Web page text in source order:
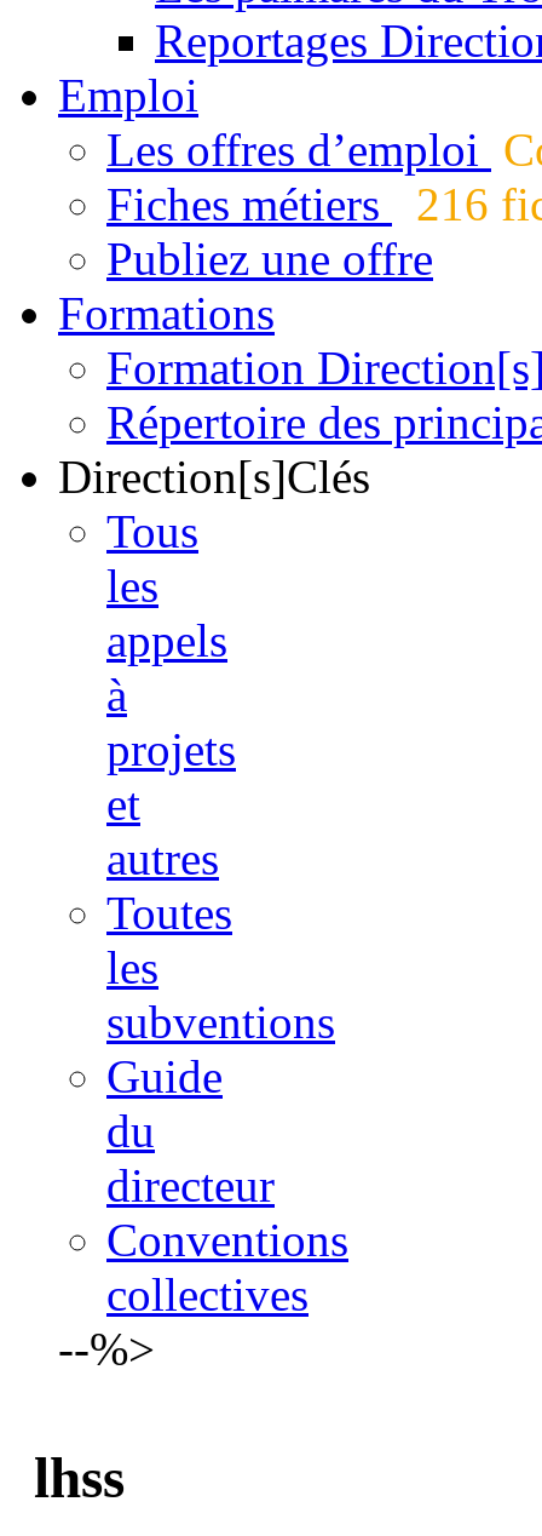
Reportages
Emploi
Les offres d’emploi
Fiches métiers
216
Publiez une offre
Formations
Formation
Répertoire des
Direction[s]Clés
Tous
les
appels
à
projets
et
autres
Toutes
les
subventions
Guide
du
directeur
Conventions
collectives
--%>
lhss